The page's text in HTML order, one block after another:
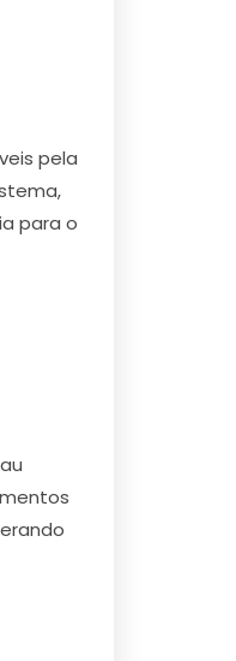
pela
para o